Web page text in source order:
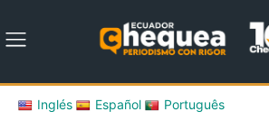
Inglés Español Português